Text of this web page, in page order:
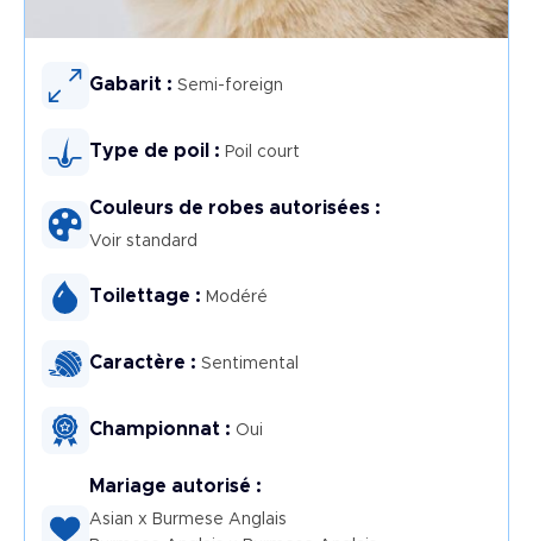
Gabarit : Semi-foreign
Type de poil : Poil court
Couleurs de robes autorisées :
Voir standard
Toilettage : Modéré
Caractère : Sentimental
Championnat : Oui
Mariage autorisé :
Asian x Burmese Anglais